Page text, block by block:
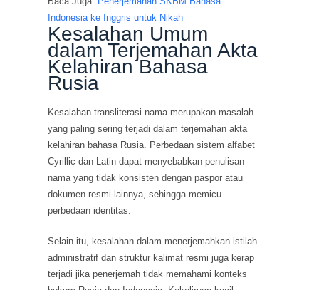
Indonesia ke Inggris untuk Nikah
Kesalahan Umum
dalam Terjemahan Akta
Kelahiran Bahasa
Rusia
Kesalahan transliterasi nama merupakan masalah
yang paling sering terjadi dalam terjemahan akta
kelahiran bahasa Rusia. Perbedaan sistem alfabet
Cyrillic dan Latin dapat menyebabkan penulisan
nama yang tidak konsisten dengan paspor atau
dokumen resmi lainnya, sehingga memicu
perbedaan identitas.
Selain itu, kesalahan dalam menerjemahkan istilah
administratif dan struktur kalimat resmi juga kerap
terjadi jika penerjemah tidak memahami konteks